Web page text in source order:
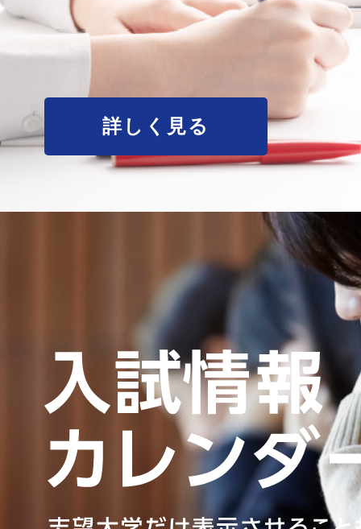
詳しく見る